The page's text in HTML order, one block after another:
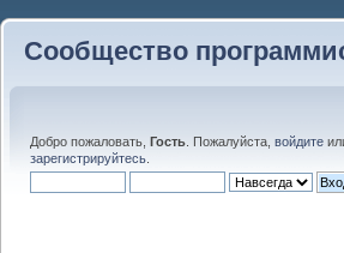
Сообщество
Добро пожаловать, Гость . Пожалуйста, войдите
зарегистрируйтесь